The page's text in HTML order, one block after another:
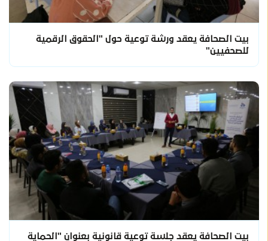
بيت الصحافة يعقد ورشة توعية حول "الحقوق الرقمية
للصحفيين"
بيت الصحافة يعقد جلسة توعية قانونية بعنوان "الحماية